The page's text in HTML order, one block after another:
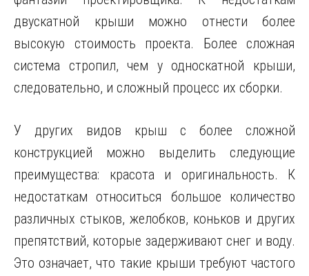
двускатной крыши можно отнести более
высокую стоимость проекта. Более сложная
система стропил, чем у односкатной крыши,
следовательно, и сложный процесс их сборки.
У других видов крыш с более сложной
конструкцией можно выделить следующие
преимущества: красота и оригинальность. К
недостаткам относиться большое количество
различных стыков, желобков, коньков и других
препятствий, которые задерживают снег и воду.
Это означает, что такие крыши требуют частого